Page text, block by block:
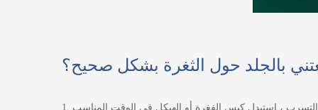
بالجلد حول الثغرة بشكل صحيح؟